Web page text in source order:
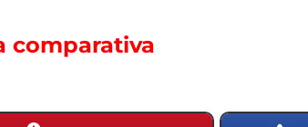
comparativa